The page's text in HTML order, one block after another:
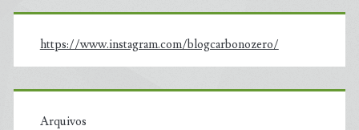
https://www.instagram.com/blogcarbonozero/
Arquivos